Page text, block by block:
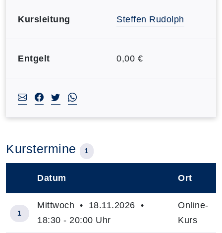
Kursleitung Steffen Rudolph
Entgelt 0,00 €
Kurstermine 1
Datum Ort
1
Mittwoch • 18.11.2026 •
18:30 - 20:00 Uhr
Online-
Kurs